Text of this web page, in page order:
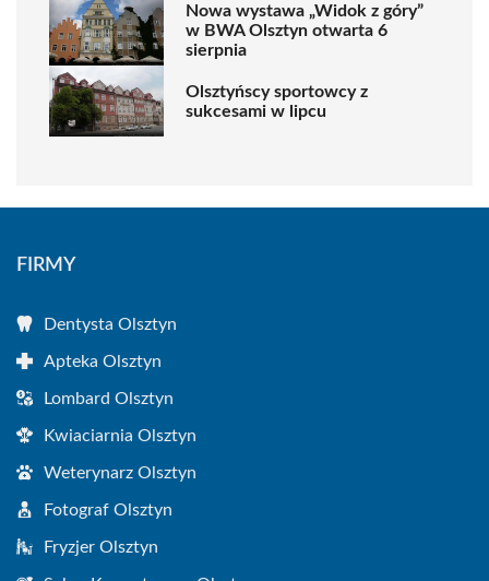
Nowa wystawa „Widok z góry”
w BWA Olsztyn otwarta 6
sierpnia
Olsztyńscy sportowcy z
sukcesami w lipcu
FIRMY
Dentysta Olsztyn
Apteka Olsztyn
Lombard Olsztyn
Kwiaciarnia Olsztyn
Weterynarz Olsztyn
Fotograf Olsztyn
Fryzjer Olsztyn